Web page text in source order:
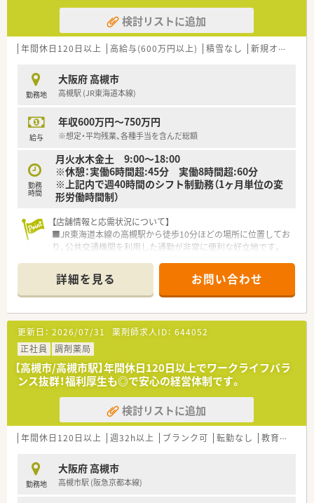
す。
■監査システムやコンプライアンス研修など、働く従業員の方た
ちが安心して業務できるようなサポートが整っています。
門性の高い薬剤師様の育成にも注力されています
┗がんや糖尿病など疾患別の専門性を高めた専門薬剤師(社内認
定制度)としてのキャリアがございます
■現場薬剤師以外にも薬局運営や薬局経営といったマネージャ
■ご希望であれば、人事、教育にも携われることが出来ます
～～福利厚生・休暇制度～～
┗連続休暇制度、メモリアル休暇、サポート休暇、ボランティア
休暇などもございます
得する事が可能です。
■確定拠出年金：退職金制度として導入しており、老後の生活に
役立てるための年金制度があります。
■長期所得保障保険制度：病気やケガで長期にわたって働けなく
～～子育て支援制度～～
■子育て支援企業として「くるみんマーク」を取得
┗女性はもちろん、男性の育児休暇取得実績があります
■育児休業特別有給休暇：育児休業開始後5日間を特別有給休暇
として給与が支給されます。
■看護休暇：小学校就学前の子を養育する方は、負傷・病気になっ
た子の看護のために取得できます。
■育児時間：生後満1歳に達しない新生児を育てる場合、1日2回、
1回30分の育児時間を取得できます。
■短時間勤務／小学校1年を終了する年の3月31日まで利用可能
です。
＼＼ こんな薬局です ／／
■高槻市駅から車で8分。お車通勤を推奨しています！
■スーパーマーケット内にある薬局で、お買い物も便利です♪
■待ち時間はお買い物に行かれる方が多いので、時間に余裕を持
って調剤業務にご従事頂けます
■整形外科の処方箋がメインでございます
検討リストに追加
年間休日120日以上 高給与(600万円以上) 積雪なし 新規オープン
勤務地
大阪府 高槻市
高槻駅 (JR東海道本線)
給与
年収600万円～750万円
※想定・平均残業、各種手当を含んだ総額
勤務
時間
月火水木金土 9:00～18:00
※休憩：実働6時間超:45分 実働8時間超:60分
※上記内で週40時間のシフト制勤務（1ヶ月単位の変
形労働時間制）
【店舗情報と応需状況について】
■JR東海道本線の高槻駅から徒歩10分ほどの場所に位置してお
り、公共交通機関を利用した通勤が非常に便利な好立地です。
おり、外来対応とは異なる専門性の高い応需状況となっていま
す。
■薬剤師は正社員2名とパート1名の計3名が在籍しており、常時
2名体制を維持することで無理のない業務運営を行っています。
【募集背景と求める人物像について】
■在宅業務の拡大に伴う組織体制強化のための増員募集であり、
現場をリードしていただける経験者の方を急募しております。
■居宅や施設への訪問が中心となるため、普通自動車運転免許を
保有し、運転業務をマストで対応できる方を求めています。
■指示されたことだけでなく、会社への貢献を考えて自ら主体的
に動ける方であれば、年齢を問わず正当に評価される環境です。
【法人特徴について】
ており、地域医療と介護の連携を強みとしている法人です。
■代表自身が現役の薬剤師として現場に立っているため、現場の
課題や意見が経営層にダイレクトに届く風通しの良さがありま
詳細を見る お問い合わせ
更新日： 2026/07/31 薬剤師求人ID： 644052
正社員
調剤薬局
【高槻市/高槻市駅】年間休日120日以上でワークライフバラ
ンス抜群！福利厚生も◎で安心の経営体制です。
検討リストに追加
年間休日120日以上 週32h以上 ブランク可 転勤なし 教育制度あり
勤務地
大阪府 高槻市
高槻市駅 (阪急京都本線)